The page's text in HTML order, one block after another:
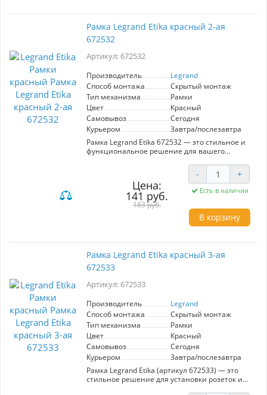
рамки осуществляется с помощью
многоуровневых защёлок, которые позволяют
скрыть небольшие неровности стен,
обеспечивая аккуратный внешний вид. Рамка
современный интерьер, добавляя яркий
Рамка Legrand Etika красный 2-ая
672532
Артикул: 672532
Производитель
Legrand
Способ монтажа
Скрытый монтаж
Тип механизма
Рамки
Цвет
Красный
Самовывоз
Сегодня
Курьером
Завтра/послезавтра
Рамка Legrand Etika 672532 — это стильное и
функциональное решение для вашего
цвете, она прекрасно впишется в
современные дизайны помещений. Эта
глянцевая рамка предназначена для
установки двух постов, что позволяет
разместить несколько выключателей или
розеток в одном месте. Изготовленная из
высококачественного АБС пластика, рамка
среды: она не поддерживает горение,
устойчива к выгоранию и легко очищается от
загрязнений. Удобное многоуровневое
крепление на защёлках позволяет аккуратно
делает установку простой и быстрой. Legrand
себе качество и стиль.
Цена:
141 руб.
183 руб.
- +
Есть в наличии
В корзину
Рамка Legrand Etika красный 3-ая
672533
Артикул: 672533
Производитель
Legrand
Способ монтажа
Скрытый монтаж
Тип механизма
Рамки
Цвет
Красный
Самовывоз
Сегодня
Курьером
Завтра/послезавтра
Рамка Legrand Etika (артикул 672533) — это
стильное решение для установки розеток и